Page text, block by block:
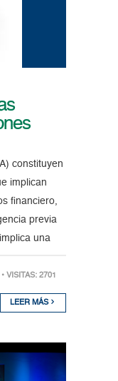
constituyen
implican
financiero,
previa
una
• VISITAS: 2701
LEER MÁS